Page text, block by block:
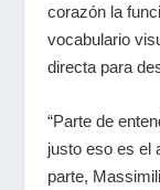
corazón la
vocabulario
directa para
“Parte de
justo eso es el
parte,